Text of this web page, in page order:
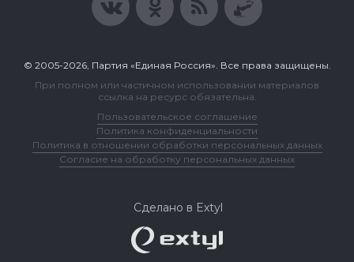
© 2005-2026, Партия «Единая Россия». Все права защищены.
При полном или частичном использовании материалов
ссылка на ресурс обязательна.
Пользовательское соглашение
Политика конфиденциальности
Политика в отношении обработки персональных данных
Согласие на обработку персональных данных
Сделано в Extyl